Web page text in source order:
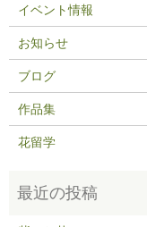
イベント情報
お知らせ
ブログ
作品集
花留学